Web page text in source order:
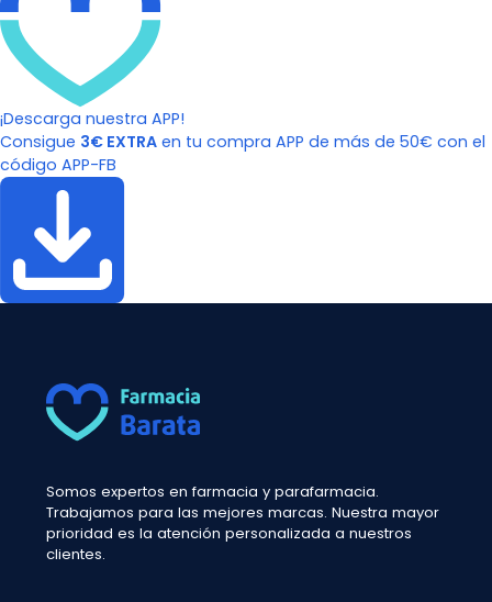
¡Descarga nuestra APP!
Consigue 3€ EXTRA en tu compra APP de más de 50€ con el
código APP-FB
Somos expertos en farmacia y parafarmacia.
Trabajamos para las mejores marcas. Nuestra mayor
prioridad es la atención personalizada a nuestros
clientes.